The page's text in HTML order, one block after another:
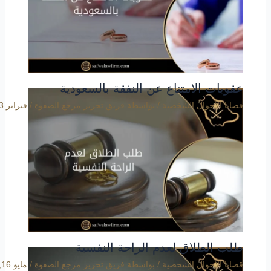
عقوبات الامتناع عن النفقة بالسعودية
قضايا الأحوال الشخصية / بواسطة فريق تحرير مرجع الصفوة / فبراير 3, 2020
طلب الطلاق لعدم الراحة النفسية
قضايا الأحوال الشخصية / بواسطة فريق تحرير مرجع الصفوة / مايو 16, 2021